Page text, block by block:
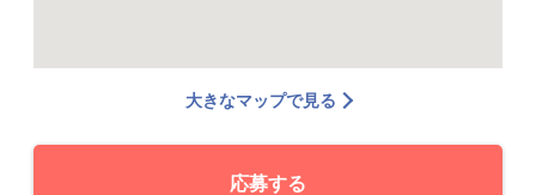
大きなマップで見る
応募する